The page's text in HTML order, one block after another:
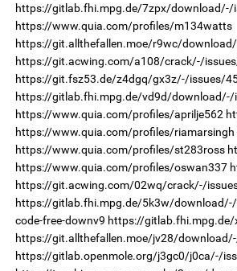
https://gitlab.fhi.mpg.de/7zpx/download/-/
https://www.quia.com/profiles/m134watts
https://git.allthefallen.moe/r9wc/
https://git.acwing.com/a108/crack/-/
https://git.fsz53.de/z4dgq/gx3z/-/issues/
https://gitlab.fhi.mpg.de/vd9d/download/-/
https://www.quia.com/profiles/aprilje562
https://www.quia.com/profiles/riamarsingh
https://www.quia.com/profiles/st283ross
https://www.quia.com/profiles/oswan337
https://git.acwing.com/02wq/crack/-/
https://gitlab.fhi.mpg.de/5k3w/
code-free-downv9 https://
https://git.allthefallen.moe/jv28/
https://gitlab.openmole.org/j3gc0/j0ca/-/